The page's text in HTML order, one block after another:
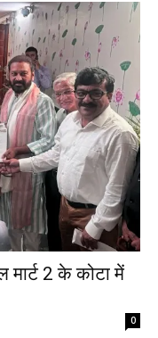
मार्ट 2 के कोटा में
0